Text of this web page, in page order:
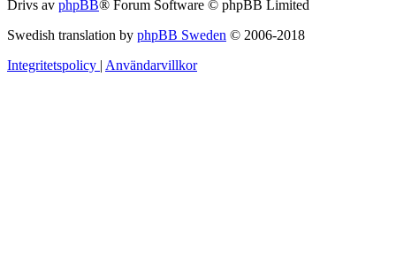
Drivs av phpBB® Forum Software © phpBB Limited
Swedish translation by phpBB Sweden © 2006-2018
Integritetspolicy | Användarvillkor